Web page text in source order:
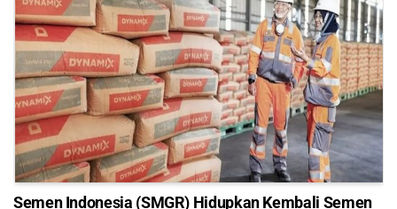
Semen Indonesia (SMGR) Hidupkan Kembali Semen